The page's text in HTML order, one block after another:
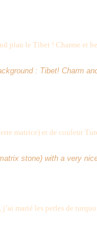
plan le Tibet ! Charme et
: Tibet! Charm
matrice) et de couleur
stone) with a very
marié les perles de